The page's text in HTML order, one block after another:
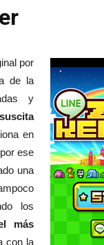
por
de la
y
suscita
en
ese
una
los
más
con la